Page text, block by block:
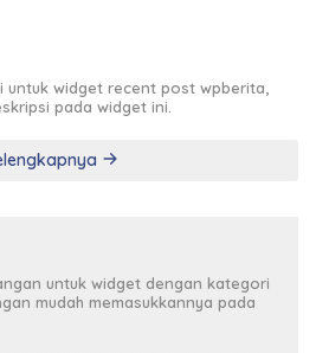
untuk widget recent post wpberita,
pada widget ini.
untuk widget dengan kategori
mudah memasukkannya pada